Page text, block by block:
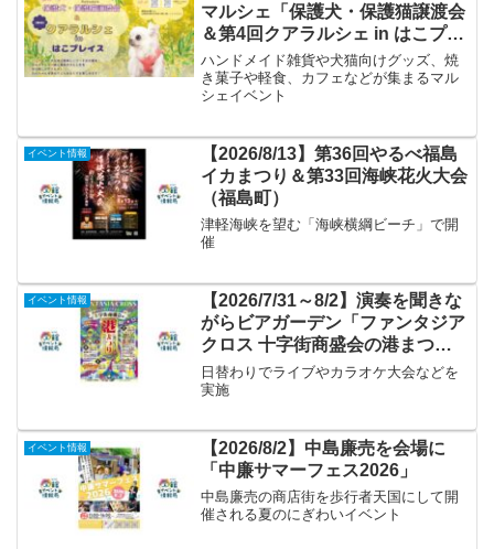
マルシェ「保護犬・保護猫譲渡会
＆第4回クアラルシェ in はこプレ
イス」
ハンドメイド雑貨や犬猫向けグッズ、焼
き菓子や軽食、カフェなどが集まるマル
シェイベント
イベント情報
【2026/8/13】第36回やるべ福島
イカまつり＆第33回海峡花火大会
（福島町）
津軽海峡を望む「海峡横綱ビーチ」で開
催
イベント情報
【2026/7/31～8/2】演奏を聞きな
がらビアガーデン「ファンタジア
クロス 十字街商盛会の港まつ
り」
日替わりでライブやカラオケ大会などを
実施
イベント情報
【2026/8/2】中島廉売を会場に
「中廉サマーフェス2026」
中島廉売の商店街を歩行者天国にして開
催される夏のにぎわいイベント